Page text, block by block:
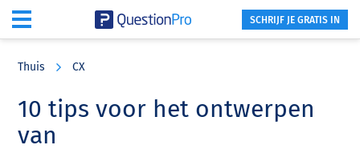
content
sidebar
SCHRIJF JE GRATIS IN
Thuis CX
10 tips voor het ontwerpen
van